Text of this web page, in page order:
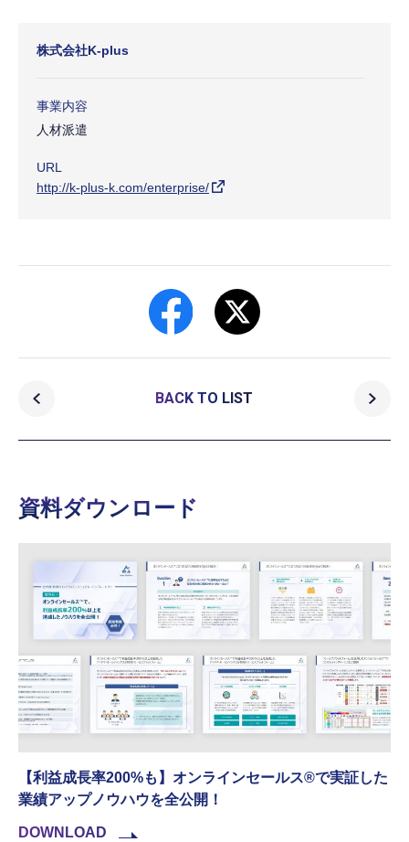
株式会社K-plus
事業内容
人材派遣
URL
http://k-plus-k.com/enterprise/
BACK TO LIST
資料ダウンロード
【利益成長率200%も】オンラインセールス®︎で実証した
業績アップノウハウを全公開！
DOWNLOAD